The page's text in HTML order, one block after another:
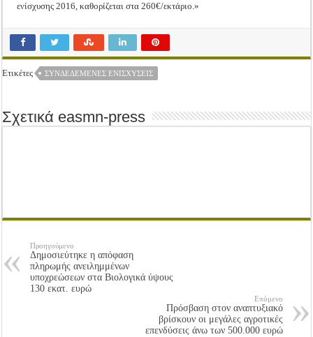
ενίσχυσης 2016, καθορίζεται στα 260€/εκτάριο.»
Ετικέτες ΣΥΝΔΕΔΕΜΈΝΕΣ ΕΝΙΣΧΎΣΕΙΣ
Σχετικά easmn-press
Προηγούμενο
Δημοσιεύτηκε η απόφαση
πληρωμής ανειλημμένων
υποχρεώσεων στα Βιολογικά ύψους
130 εκατ. ευρώ
Επόμενο
Πρόσβαση στον αναπτυξιακό
βρίσκουν οι μεγάλες αγροτικές
επενδύσεις άνω των 500.000 ευρώ